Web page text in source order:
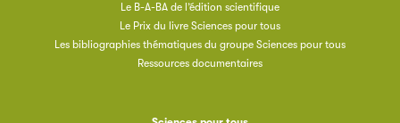
Le B-A-BA de l’édition scientifique
Le Prix du livre Sciences pour tous
Les bibliographies thématiques du groupe Sciences pour tous
Ressources documentaires
des acteurs de la filière du livre. Suivez les ventes de vos